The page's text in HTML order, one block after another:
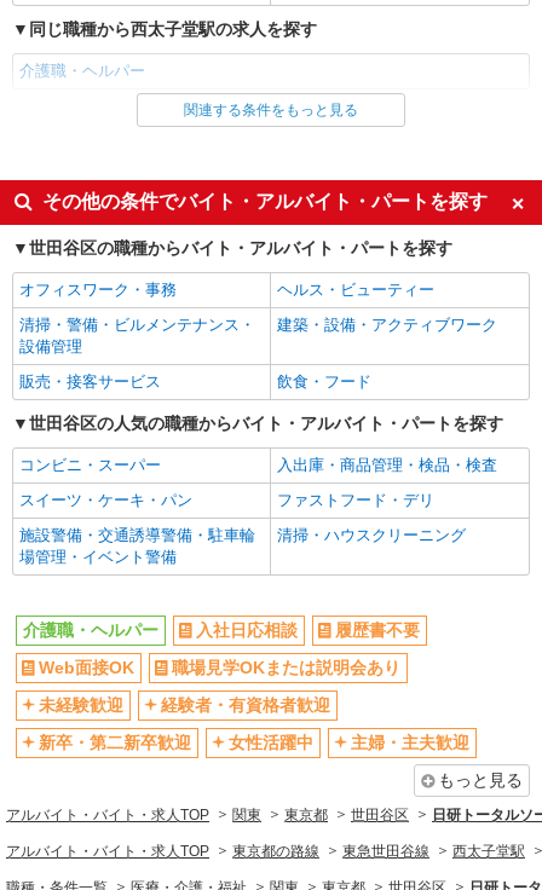
・ケア→ケアの移動時間も賃金（時給）を支給 ・
居住支援特別手当:120円/時給含む ※給与幅は資
格・経験等による
キープ
正社員
そんぽの家 成城南/1015aa1
万円〜 【初任者研修・無資格】 月給：259,800円
年収例：351万円〜 ※職務手当、（東京都）居住
平均2回分）、夜勤手当（月平均5回分）等、毎月
平均的に支払われる手当を含みます。 ※居住支援
特別手当は勤続5年目までの方はさらに1万円支給
（再入社は除く） ◎賞与：基本給2.08ヶ月分/年支
キープ 詳細を見る
正社員
そんぽの家 経堂/1017aa1
万円〜 ※職務手当、特別職務手当、特別地域手
当、（東京都）居住支援特別手当、働きがい向上
手当、特別夜勤手当、日祝手当（月平均2回分）、
夜勤手当（月平均3回分）、深夜勤手当（月平均3
回分）等、毎月平均的に支払われる手当を含みま
す。 ※居住支援特別手当は勤続5年目までの方は
さらに1万円支給（再入社は除く） ◎賞与：基本
東京都世田谷区船橋5丁目14-11
キープ 詳細を見る
正社員
介護スタッフ
【実務者研修】 月給：271,500円 年収例：367
万円〜 【初任者研修・無資格】 月給：262,800円
年収例：350万円〜 ※職務手当、（東京都）居住
支援特別手当、日祝手当（月平均2回分）、夜勤手
当（月平均3回分）、深夜勤手当（月平均3回分）
等、毎月平均的に支払われる手当を含みます。 ※
居住支援特別手当は勤続5年目までの方はさらに1
万円支給（再入社は除く） ◎賞与：基本給2.08ヶ
月分/年支給 ◎残業時は別途時間外手当支給（超過
1分〜）
東京都世田谷区船橋5丁目14-11
キープ 詳細を見る
正社員
同じ職種から西太子堂駅の求人を探す
介護職・ヘルパー
同じ雇用形態から西太子堂駅の求人を探す
派遣社員
紹介予定派遣
同じ特徴から西太子堂駅の求人を探す
入社日応相談
履歴書不要
Web面接OK
職場見学OKまたは説明会あり
未経験歓迎
新卒・第二新卒歓迎
女性活躍中
主婦・主夫歓迎
フリーター歓迎
学歴不問
ブランクOK
ミドル（40代～）活躍中
エルダー（50代～）活躍中
シニア（60代～）活躍中
昇給あり
週払い
時間や曜日が選べる・シフト自由
深夜
禁煙・分煙
残業ほぼなし
転勤なし
登録制
交通費支給
社会保険あり
社割・特典あり
研修制度あり
同じ職種から求人を探す
医療・介護・福祉
関連する条件をもっと見る
その他の条件でバイト・アルバイト・パートを探す
世田谷区の職種からバイト・アルバイト・パートを探す
オフィスワーク・事務
ヘルス・ビューティー
清掃・警備・ビルメンテナンス・
設備管理
建築・設備・アクティブワーク
販売・接客サービス 飲食・フード
世田谷区の人気の職種からバイト・アルバイト・パートを探す
コンビニ・スーパー
入出庫・商品管理・検品・検査
スイーツ・ケーキ・パン
ファストフード・デリ
施設警備・交通誘導警備・駐車輪
場管理・イベント警備
清掃・ハウスクリーニング
介護職・ヘルパー 入社日応相談
履歴書不要
Web面接OK
職場見学OKまたは説明会あり
未経験歓迎
経験者・有資格者歓迎
新卒・第二新卒歓迎
女性活躍中
主婦・主夫歓迎
もっと見る
アルバイト・バイト・求人TOP 関東 東京都 世田谷区 日研トータル
アルバイト・バイト・求人TOP 東京都の路線 東急世田谷線 西太子堂駅